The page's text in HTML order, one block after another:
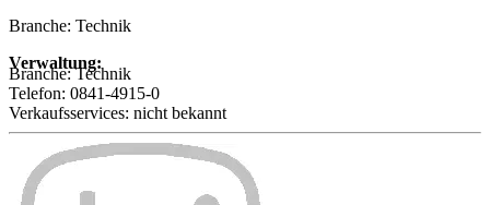
Branche: Technik
Verwaltung:
Branche:Technik
Telefon: 0841-4915-0
Verkaufsservices: nicht bekannt